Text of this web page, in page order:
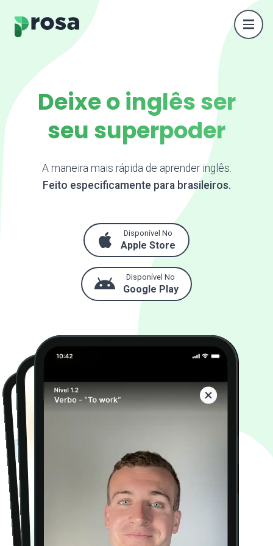
Deixe o inglês ser
seu superpoder
A maneira mais rápida de aprender inglês.
Feito especificamente para brasileiros.
Disponível No
Apple Store
Disponível No
Google Play